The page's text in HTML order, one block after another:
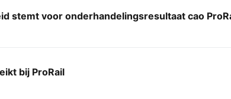
stemt voor onderhandelingsresultaat cao
bij ProRail